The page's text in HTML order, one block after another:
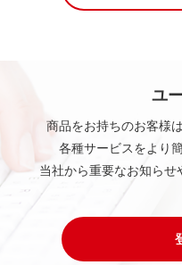
ユ
商品をお持ちのお客様
各種サービスをより
当社から重要なお知らせ